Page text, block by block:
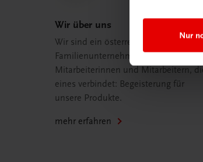
Nur
Wir über uns
Wir sind ein österreichisches
Familienunternehmen mit 75
Mitarbeiterinnen und Mitarbeitern,
eines verbindet: Begeisterung für
unsere Produkte.
mehr erfahren